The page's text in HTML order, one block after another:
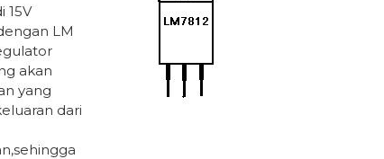
15V
LM
akan
yang
dari